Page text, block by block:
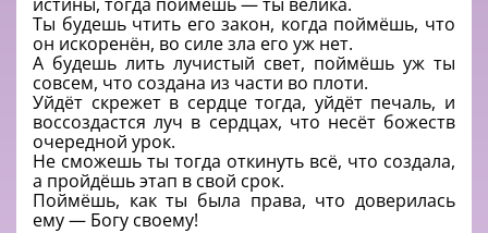
Ты будешь чтить его закон, когда поймёшь, что
он искоренён, во силе зла его уж нет.
А будешь лить лучистый свет, поймёшь уж ты
совсем, что создана из части во плоти.
Уйдёт скрежет в сердце тогда, уйдёт печаль, и
воссоздастся луч в сердцах, что несёт божеств
очередной урок.
Не сможешь ты тогда откинуть всё, что создала,
а пройдёшь этап в свой срок.
Поймёшь, как ты была права, что доверилась
ему — Богу своему!